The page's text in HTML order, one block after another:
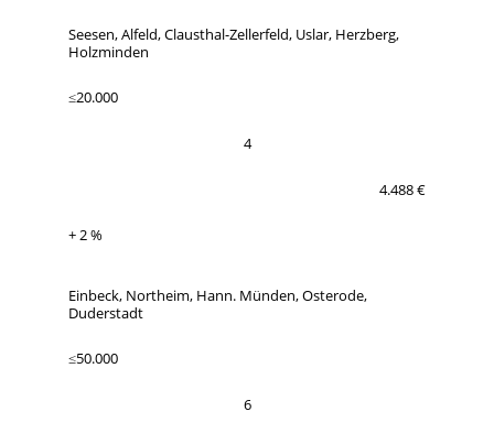
Seesen, Alfeld, Clausthal-Zellerfeld, Uslar, Herzberg,
Holzminden
≤20.000
4
4.488 €
+ 2 %
Einbeck, Northeim, Hann. Münden, Osterode,
Duderstadt
≤50.000
6